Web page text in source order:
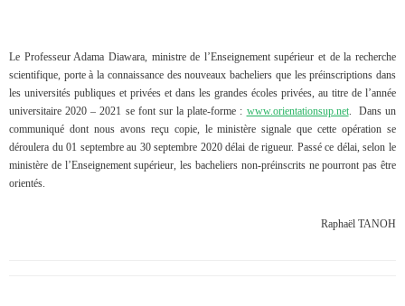
Le Professeur Adama Diawara, ministre de l’Enseignement supérieur et de la recherche
scientifique, porte à la connaissance des nouveaux bacheliers que les préinscriptions dans
les universités publiques et privées et dans les grandes écoles privées, au titre de l’année
universitaire 2020 – 2021 se font sur la plate-forme : www.orientationsup.net. Dans un
communiqué dont nous avons reçu copie, le ministère signale que cette opération se
déroulera du 01 septembre au 30 septembre 2020 délai de rigueur. Passé ce délai, selon le
ministère de l’Enseignement supérieur, les bacheliers non-préinscrits ne pourront pas être
orientés.
Raphaël TANOH